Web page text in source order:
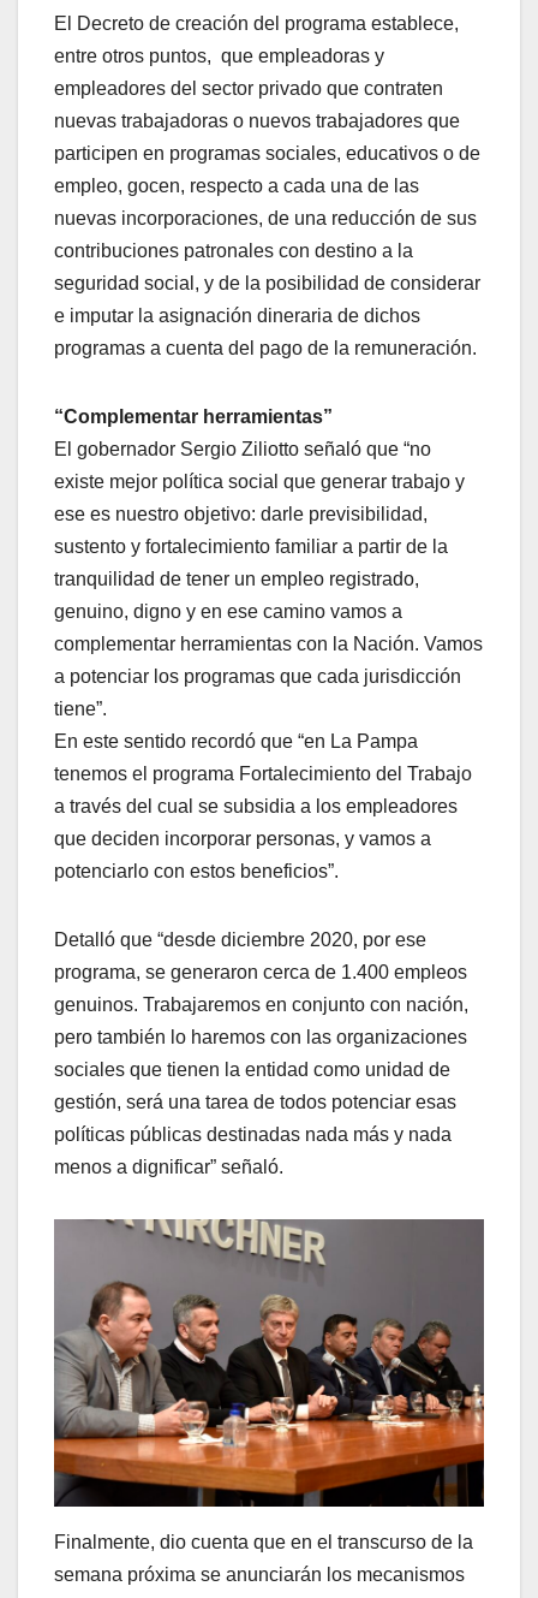
El Decreto de creación del programa establece,
entre otros puntos, que empleadoras y
empleadores del sector privado que contraten
nuevas trabajadoras o nuevos trabajadores que
participen en programas sociales, educativos o de
empleo, gocen, respecto a cada una de las
nuevas incorporaciones, de una reducción de sus
contribuciones patronales con destino a la
seguridad social, y de la posibilidad de considerar
e imputar la asignación dineraria de dichos
programas a cuenta del pago de la remuneración.
“Complementar herramientas”
El gobernador Sergio Ziliotto señaló que “no
existe mejor política social que generar trabajo y
ese es nuestro objetivo: darle previsibilidad,
sustento y fortalecimiento familiar a partir de la
tranquilidad de tener un empleo registrado,
genuino, digno y en ese camino vamos a
complementar herramientas con la Nación. Vamos
a potenciar los programas que cada jurisdicción
tiene”.
En este sentido recordó que “en La Pampa
tenemos el programa Fortalecimiento del Trabajo
a través del cual se subsidia a los empleadores
que deciden incorporar personas, y vamos a
potenciarlo con estos beneficios”.
Detalló que “desde diciembre 2020, por ese
programa, se generaron cerca de 1.400 empleos
genuinos. Trabajaremos en conjunto con nación,
pero también lo haremos con las organizaciones
sociales que tienen la entidad como unidad de
gestión, será una tarea de todos potenciar esas
políticas públicas destinadas nada más y nada
menos a dignificar” señaló.
Finalmente, dio cuenta que en el transcurso de la
semana próxima se anunciarán los mecanismos